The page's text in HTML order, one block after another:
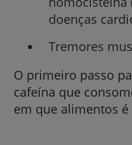
doenças
Tremores
O primeiro passo
cafeína que
em que alimentos